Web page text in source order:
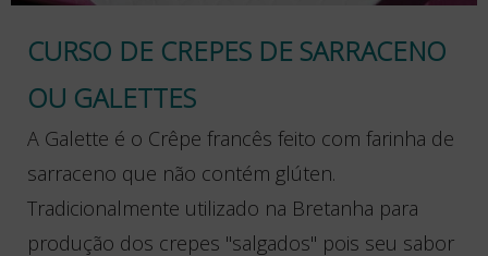
CURSO DE CREPES DE SARRACENO
OU GALETTES
A Galette é o Crêpe francês feito com farinha de
sarraceno que não contém glúten.
Tradicionalmente utilizado na Bretanha para
produção dos crepes "salgados" pois seu sabor